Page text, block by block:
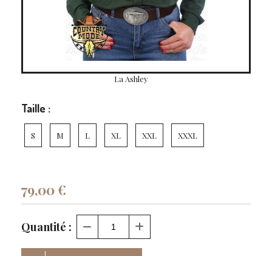
La Ashley
Taille :
S M L XL XXL XXXL
79,00€
Quantité :